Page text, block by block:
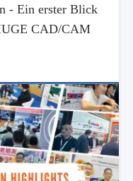
- Ein erster Blick
CAD/CAM